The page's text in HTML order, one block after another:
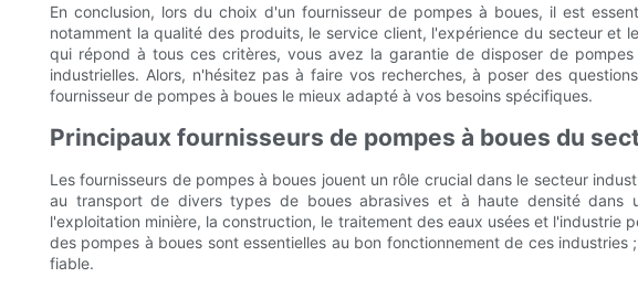
En conclusion, lors du choix d'un fournisseur de pompes à boues, il est
notamment la qualité des produits, le service client, l'expérience du secteur et
qui répond à tous ces critères, vous avez la garantie de disposer de
industrielles. Alors, n'hésitez pas à faire vos recherches, à poser des
fournisseur de pompes à boues le mieux adapté à vos besoins spécifiques.
Principaux fournisseurs de pompes à boues du
Les fournisseurs de pompes à boues jouent un rôle crucial dans le secteur
au transport de divers types de boues abrasives et à haute densité dans
l'exploitation minière, la construction, le traitement des eaux usées et l'industrie
des pompes à boues sont essentielles au bon fonctionnement de ces
fiable.